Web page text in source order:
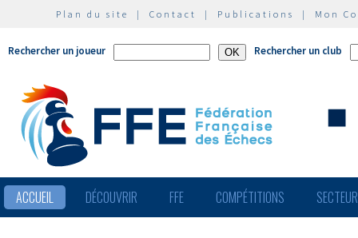
Plan du site | Contact | Publications | Mon
Rechercher un joueur Rechercher un club
ACCUEIL DÉCOUVRIR FFE COMPÉTITIONS